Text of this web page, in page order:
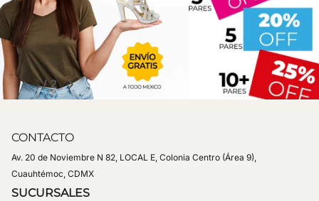
1 / 2
CONTACTO
Av. 20 de Noviembre N 82, LOCAL E, Colonia Centro (Área 9),
Cuauhtémoc, CDMX
SUCURSALES